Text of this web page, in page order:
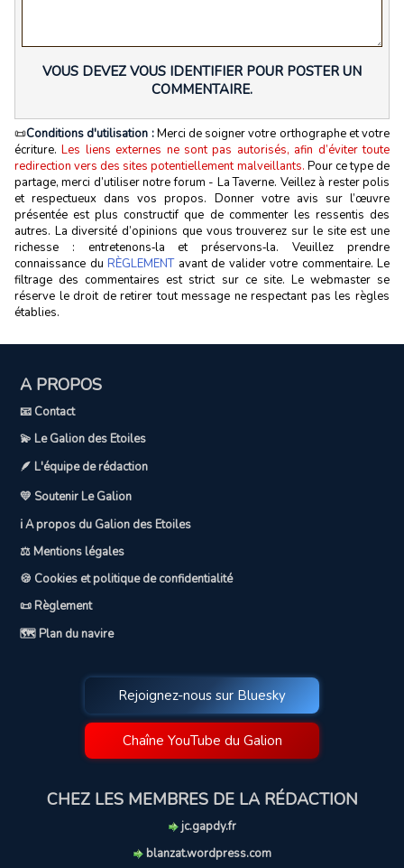
VOUS DEVEZ VOUS IDENTIFIER POUR POSTER UN
COMMENTAIRE.
📜Conditions d'utilisation :Merci de soigner votre orthographe et votre
écriture.Les liens externes ne sont pas autorisés, afin d’éviter toute
redirection vers des sites potentiellement malveillants. Pour ce type de
partage, merci d’utiliser notre forum - La Taverne. Veillez à rester polis
et respectueux dans vos propos. Donner votre avis sur l’œuvre
présentée est plus constructif que de commenter les ressentis des
autres. La diversité d’opinions que vous trouverez sur le site est une
richesse : entretenons‑la et préservons‑la. Veuillez prendre
connaissance du RÈGLEMENTavant de valider votre commentaire. Le
filtrage des commentaires est strict sur ce site. Le webmaster se
réserve le droit de retirer tout message ne respectant pas les règles
établies.
A PROPOS
📧 Contact
💫 Le Galion des Etoiles
🪶 L'équipe de rédaction
💛 Soutenir Le Galion
ℹ️ A propos du Galion des Etoiles
⚖️ Mentions légales
🍪 Cookies et politique de confidentialité
📜 Règlement
🗺️ Plan du navire
Rejoignez-nous sur Bluesky
Chaîne YouTube du Galion
CHEZ LES MEMBRES DE LA RÉDACTION
jc.gapdy.fr
blanzat.wordpress.com